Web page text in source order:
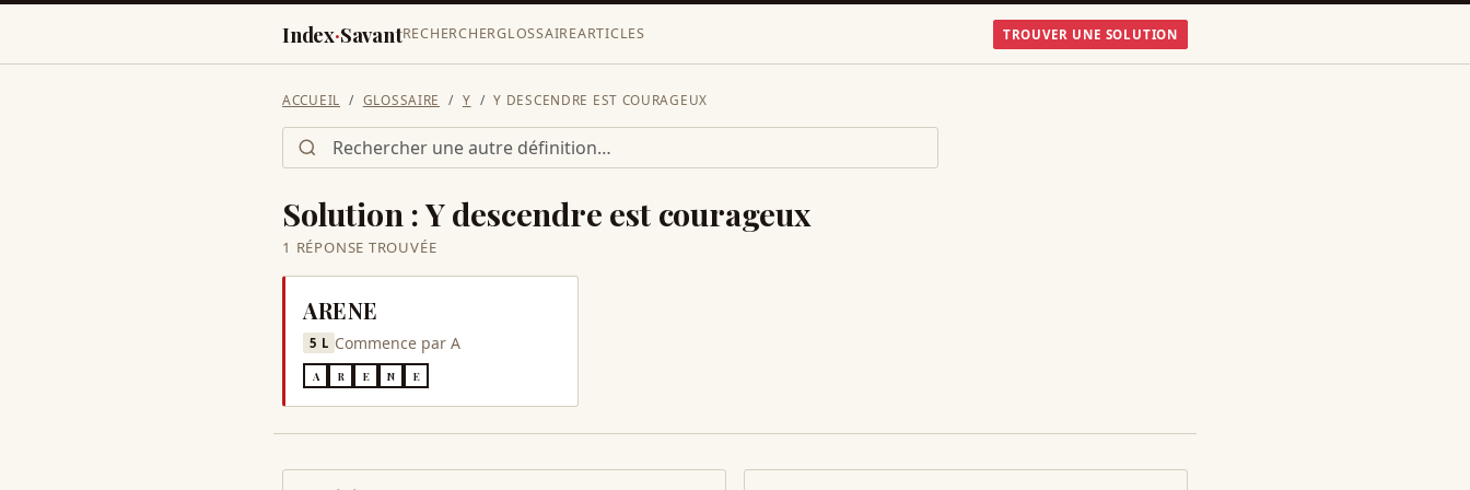
Index·SavantRECHERCHERGLOSSAIREARTICLES TROUVER UNE SOLUTION
ACCUEIL GLOSSAIRE Y Y DESCENDRE EST COURAGEUX
Solution :Y descendre est courageux
1 RÉPONSE TROUVÉE
ARENE
5 L Commence parA
A R E N E